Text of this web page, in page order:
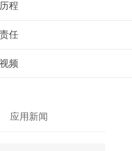
程
任
频
应用新闻